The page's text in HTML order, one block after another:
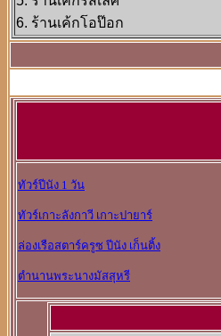
6. ร้านเค้กโอป๊อก
ทัวร์ปีนัง 1 วัน
ทัวร์เกาะลังกาวี เกาะปายาร์
ล่องเรือสตาร์ครูซ ปีนัง เก็นติ้ง
ตำนานพระนางมัสสุหรี